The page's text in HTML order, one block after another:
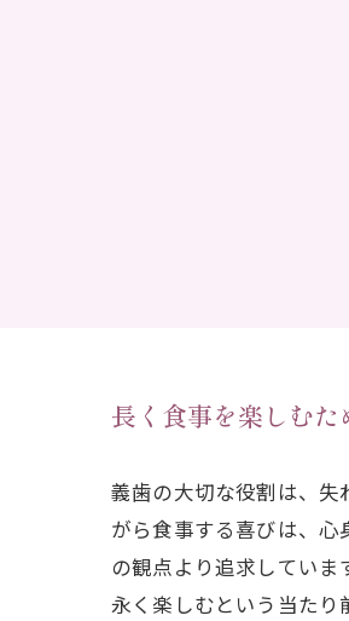
長く食事を楽しむ
義歯の大切な役割は、
がら食事する喜びは、
の観点より追求してい
永く楽しむという当たり